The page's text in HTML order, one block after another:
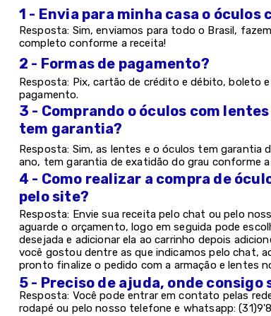
1 - Envia para minha casa o óculos
Resposta: Sim, enviamos para todo o Brasil,
completo conforme a receita!
2 - Formas de pagamento?
Resposta: Pix, cartão de crédito e débito, boleto e
pagamento.
3 - Comprando o óculos com
tem garantia?
Resposta: Sim, as lentes e o óculos tem garantia
ano, tem garantia de exatidão do grau conforme
4 - Como realizar a compra de
pelo site?
Resposta: Envie sua receita pelo chat ou pelo
aguarde o orçamento, logo em seguida pode
desejada e adicionar ela ao carrinho depois
você gostou dentre as que indicamos pelo chat,
pronto finalize o pedido com a armação e lentes
5 - Preciso de ajuda, onde consigo
Resposta: Você pode entrar em contato pelas
rodapé ou pelo nosso telefone e whatsapp: